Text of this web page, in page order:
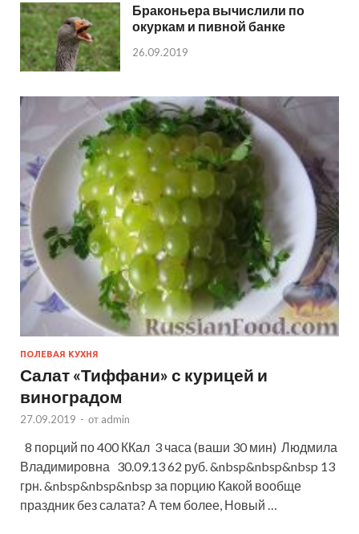
Браконьера вычислили по
окуркам и пивной банке
26.09.2019
ПОЛЕВАЯ КУХНЯ
Салат «Тиффани» с курицей и
виноградом
27.09.2019 - от admin
8 порций по 400 ККал 3 часа (ваши 30 мин) Людмила
Владимировна 30.09.13 62 руб. &nbsp&nbsp&nbsp 13
грн. &nbsp&nbsp&nbsp за порцию Какой вообще
праздник без салата? А тем более, Новый …